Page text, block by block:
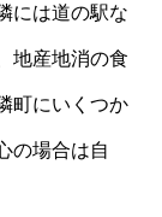
には道の駅な
地産地消の食
町にいくつか
の場合は自